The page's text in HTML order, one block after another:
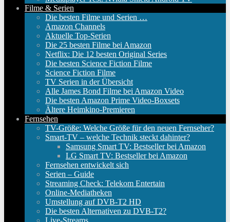
Filme & Serien
Die besten Filme und Serien …
Amazon Channels
Aktuelle Top-Serien
Die 25 besten Filme bei Amazon
Netflix: Die 12 besten Original Series
Die besten Science Fiction Filme
Science Fiction Filme
TV Serien in der Übersicht
Alle James Bond Filme bei Amazon Video
Die besten Amazon Prime Video-Boxsets
Ältere Heimkino-Premieren
Fernsehen
TV-Größe: Welche Größe für den neuen Fernseher?
Smart-TV – welche Technik steckt dahinter?
Samsung Smart TV: Bestseller bei Amazon
LG Smart TV: Bestseller bei Amazon
Fernsehen entwickelt sich
Serien – Guide
Streaming Check: Telekom Entertain
Online-Mediatheken
Umstellung auf DVB-T2 HD
Die besten Alternativen zu DVB-T2?
Live-Streams